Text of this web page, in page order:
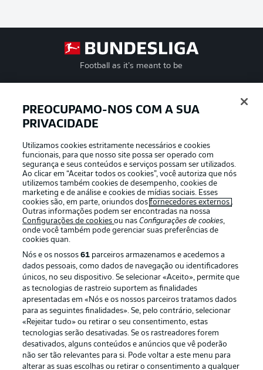
Football as it’s meant to be
APLICATIVO DA BUNDESLIGA
Oferecido por
Publicidade Avisos legais
Gerir preferências Aviso de privacidade
Trabalhe conosco
PREOCUPAMO-NOS COM A SUA
PRIVACIDADE
Utilizamos cookies estritamente necessários e cookies
funcionais, para que nosso site possa ser operado com
segurança e seus conteúdos e serviços possam ser utilizados.
Ao clicar em “Aceitar todos os cookies”, você autoriza que nós
utilizemos também cookies de desempenho, cookies de
marketing e de análise e cookies de mídias sociais. Esses
cookies são, em parte, oriundos dosfornecedores externos .
Outras informações podem ser encontradas na nossa
Configurações de cookiesou nasConfigurações de cookies,
onde você também pode gerenciar suas preferências de
cookies quan.
Nós e os nossos61 parceiros armazenamos e acedemos a
dados pessoais, como dados de navegação ou identificadores
únicos, no seu dispositivo. Se selecionar «Aceito», permite que
as tecnologias de rastreio suportem as finalidades
apresentadas em «Nós e os nossos parceiros tratamos dados
para as seguintes finalidades». Se, pelo contrário, selecionar
«Rejeitar tudo» ou retirar o seu consentimento, estas
tecnologias serão desativadas. Se os rastreadores forem
desativados, alguns conteúdos e anúncios que vê poderão
não ser tão relevantes para si. Pode voltar a este menu para
alterar as suas escolhas ou retirar o consentimento a qualquer